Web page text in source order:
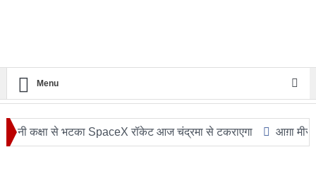
Menu
से भटका SpaceX रॉकेट आज चंद्रमा से टकराएगा आग़ा मीर की ड्योढ़ी: